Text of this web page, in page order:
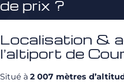
de prix ?
Localisation &
l’altiport de
Situé à 2 007 mètres